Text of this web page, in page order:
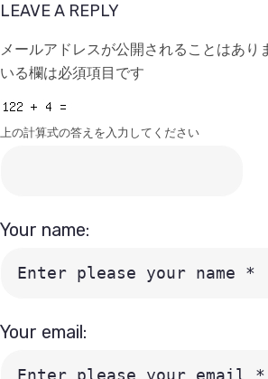
LEAVE A REPLY
メールアドレスが公開されることはあり
いる欄は必須項目です
上の計算式の答えを入力してください
Your name:
Your email: